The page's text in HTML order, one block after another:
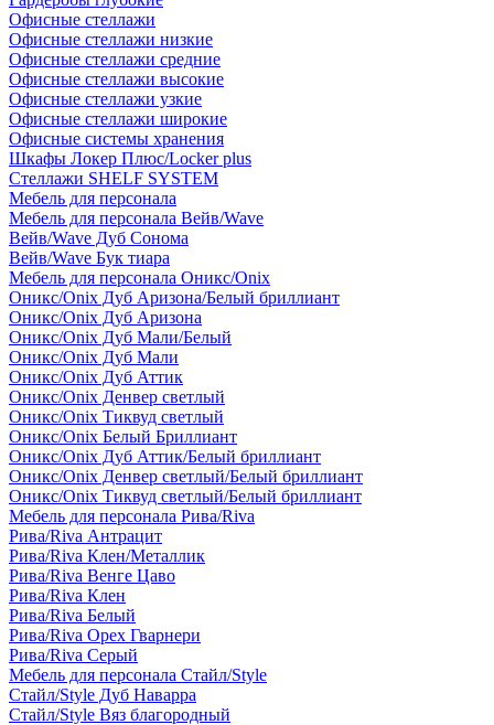
Офисные стеллажи
Офисные стеллажи низкие
Офисные стеллажи средние
Офисные стеллажи высокие
Офисные стеллажи узкие
Офисные стеллажи широкие
Офисные системы хранения
Шкафы Локер Плюс/Locker plus
Стеллажи SHELF SYSTEM
Мебель для персонала
Мебель для персонала Вейв/Wave
Вейв/Wave Дуб Сонома
Вейв/Wave Бук тиара
Мебель для персонала Оникс/Onix
Оникс/Onix Дуб Аризона/Белый бриллиант
Оникс/Onix Дуб Аризона
Оникс/Onix Дуб Мали/Белый
Оникс/Onix Дуб Мали
Оникс/Onix Дуб Аттик
Оникс/Onix Денвер светлый
Оникс/Onix Тиквуд светлый
Оникс/Onix Белый Бриллиант
Оникс/Onix Дуб Аттик/Белый бриллиант
Оникс/Onix Денвер светлый/Белый бриллиант
Оникс/Onix Тиквуд светлый/Белый бриллиант
Мебель для персонала Рива/Riva
Рива/Riva Антрацит
Рива/Riva Клен/Металлик
Рива/Riva Венге Цаво
Рива/Riva Клен
Рива/Riva Белый
Рива/Riva Орех Гварнери
Рива/Riva Серый
Мебель для персонала Стайл/Style
Стайл/Style Дуб Наварра
Стайл/Style Вяз благородный